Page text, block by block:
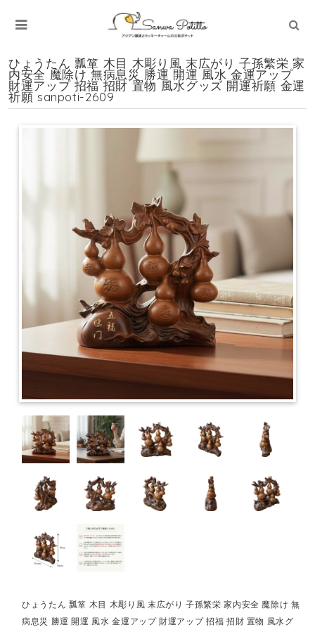
ひょうたん 瓢箪 木目 木彫り風 末広がり 子孫繁栄 家
内安全 魔除け 無病息災 勝運 開運 風水 金運アップ
財運アップ 招福 招財 置物 風水グッズ 開運祈願 金運
祈願 sanpoti-2609
ひょうたん 瓢箪 木目 木彫り風 末広がり 子孫繁栄 家内安全 魔除け 無
病息災 勝運 開運 風水 金運アップ 財運アップ 招福 招財 置物 風水グ